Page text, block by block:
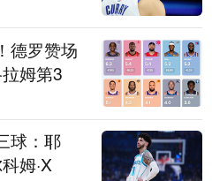
德罗赞场
姆第3
球：耶
姆·X